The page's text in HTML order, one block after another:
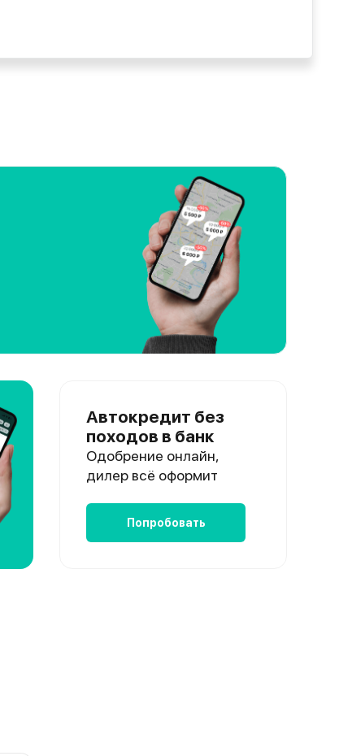
Автокредит без
походов в банк
Одобрение онлайн,
дилер всё оформит
Попробовать